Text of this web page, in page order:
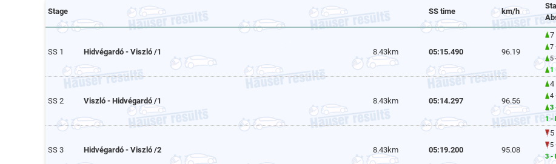
Stage SS time km/h
SS 1 Hidvégardó - Viszló /1 8.43km 05:15.490 96.19
7
7
5
1
SS 2 Viszló - Hidvégardó /1 8.43km 05:14.297 96.56
4
4
3
1 -
SS 3 Hidvégardó - Viszló /2 8.43km 05:19.200 95.08
5
5
3 -